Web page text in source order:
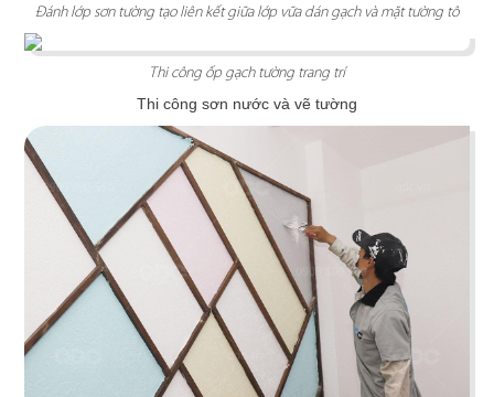
F.A.M STUDIO
F.A.M theo phong cách Nhật Bản được bố trí
theo nhiều concept mới lạ, độc đáo mang đến làn
gió mới cho gia đình Việt
Chi tiết
Đánh lớp sơn tường tạo liên kết giữa lớp vữa dán gạch và mặt tường tô
Thi công ốp gạch tường trang trí
Thi công sơn nước và vẽ tường